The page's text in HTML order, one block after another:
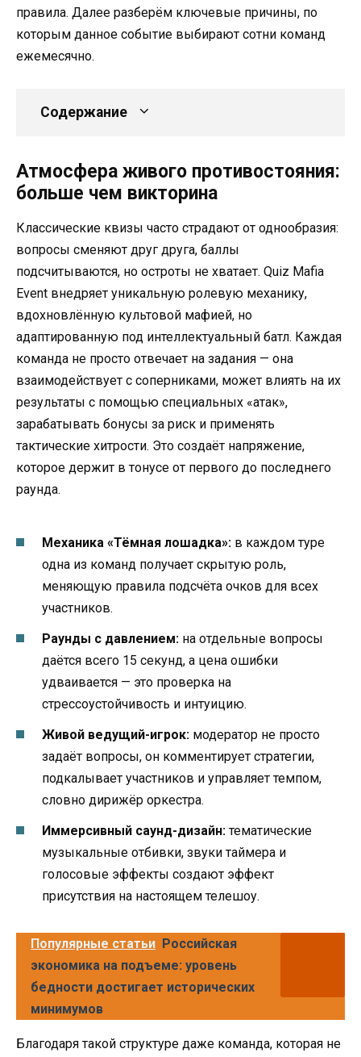
правила. Далее разберём ключевые причины, по
которым данное событие выбирают сотни команд
ежемесячно.
Содержание
Атмосфера живого противостояния:
больше чем викторина
Классические квизы часто страдают от однообразия:
вопросы сменяют друг друга, баллы
подсчитываются, но остроты не хватает. Quiz Mafia
Event внедряет уникальную ролевую механику,
вдохновлённую культовой мафией, но
адаптированную под интеллектуальный батл. Каждая
команда не просто отвечает на задания — она
взаимодействует с соперниками, может влиять на их
результаты с помощью специальных «атак»,
зарабатывать бонусы за риск и применять
тактические хитрости. Это создаёт напряжение,
которое держит в тонусе от первого до последнего
раунда.
Механика «Тёмная лошадка»: в каждом туре
одна из команд получает скрытую роль,
меняющую правила подсчёта очков для всех
участников.
Раунды с давлением: на отдельные вопросы
даётся всего 15 секунд, а цена ошибки
удваивается — это проверка на
стрессоустойчивость и интуицию.
Живой ведущий-игрок: модератор не просто
задаёт вопросы, он комментирует стратегии,
подкалывает участников и управляет темпом,
словно дирижёр оркестра.
Иммерсивный саунд-дизайн: тематические
музыкальные отбивки, звуки таймера и
голосовые эффекты создают эффект
присутствия на настоящем телешоу.
Популярные статьи Российская
экономика на подъеме: уровень
бедности достигает исторических
минимумов
Благодаря такой структуре даже команда, которая не